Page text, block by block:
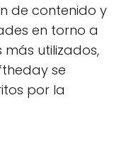
de contenido y
en torno a
más utilizados,
se
por la